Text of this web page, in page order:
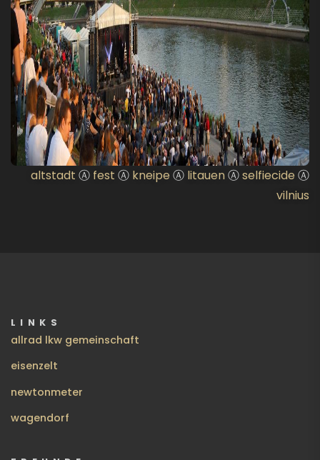
altstadt Ⓐ fest Ⓐ kneipe Ⓐ litauenⒶselfiecide Ⓐ
vilnius
LINKS
allrad lkw gemeinschaft
eisenzelt
newtonmeter
wagendorf